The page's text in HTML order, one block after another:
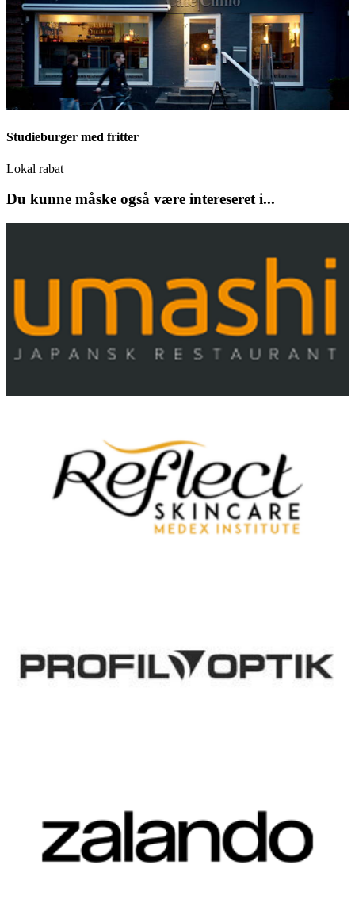
Studieburger med fritter
Lokal rabat
Du kunne måske også være intereseret i...